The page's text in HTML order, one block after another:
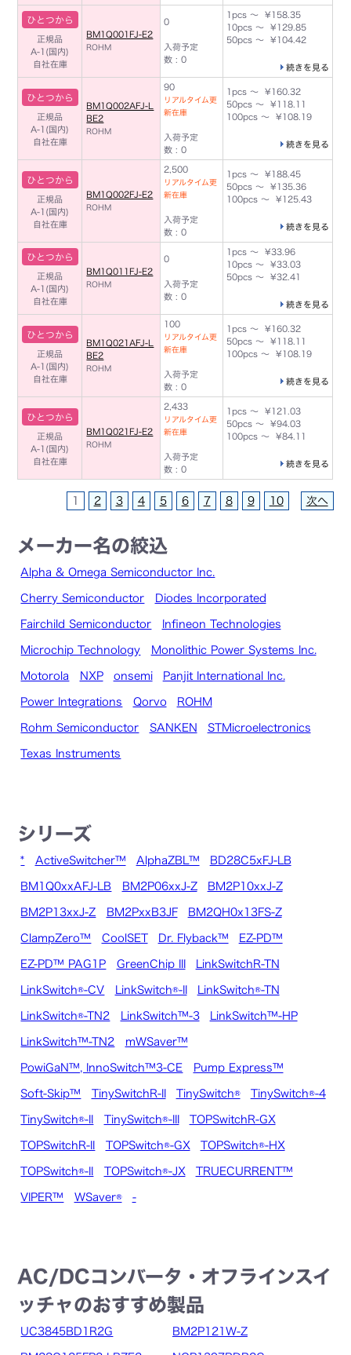
ひとつから
正規品
A-1(国内)
自社在庫
BM1Q001FJ-E2
ROHM
0
入荷予定
数 : 0
1pcs ～ ¥158.35
10pcs ～ ¥129.85
50pcs ～ ¥104.42
続きを見る
ひとつから
正規品
A-1(国内)
自社在庫
BM1Q002AFJ-L
BE2
ROHM
90
リアルタイム更
新在庫
入荷予定
数 : 0
1pcs ～ ¥160.32
50pcs ～ ¥118.11
100pcs ～ ¥108.19
続きを見る
ひとつから
正規品
A-1(国内)
自社在庫
BM1Q002FJ-E2
ROHM
2,500
リアルタイム更
新在庫
入荷予定
数 : 0
1pcs ～ ¥188.45
50pcs ～ ¥135.36
100pcs ～ ¥125.43
続きを見る
ひとつから
正規品
A-1(国内)
自社在庫
BM1Q011FJ-E2
ROHM
0
入荷予定
数 : 0
1pcs ～ ¥33.96
10pcs ～ ¥33.03
50pcs ～ ¥32.41
続きを見る
ひとつから
正規品
A-1(国内)
自社在庫
BM1Q021AFJ-L
BE2
ROHM
100
リアルタイム更
新在庫
入荷予定
数 : 0
1pcs ～ ¥160.32
50pcs ～ ¥118.11
100pcs ～ ¥108.19
続きを見る
ひとつから
正規品
A-1(国内)
自社在庫
BM1Q021FJ-E2
ROHM
2,433
リアルタイム更
新在庫
入荷予定
数 : 0
1pcs ～ ¥121.03
50pcs ～ ¥94.03
100pcs ～ ¥84.11
続きを見る
1 2 3 4 5 6 7 8 9 10 次へ
メーカー名の絞込
Alpha & Omega Semiconductor Inc.
Cherry Semiconductor Diodes Incorporated
Fairchild Semiconductor Infineon Technologies
Microchip Technology Monolithic Power Systems Inc.
Motorola NXP onsemi Panjit International Inc.
Power Integrations Qorvo ROHM
Rohm Semiconductor SANKEN STMicroelectronics
Texas Instruments
シリーズ
* ActiveSwitcher™ AlphaZBL™ BD28C5xFJ-LB
BM1Q0xxAFJ-LB BM2P06xxJ-Z BM2P10xxJ-Z
BM2P13xxJ-Z BM2PxxB3JF BM2QH0x13FS-Z
ClampZero™ CoolSET Dr. Flyback™ EZ-PD™
EZ-PD™ PAG1P GreenChip III LinkSwitchR-TN
LinkSwitch®-CV LinkSwitch®-II LinkSwitch®-TN
LinkSwitch®-TN2 LinkSwitch™-3 LinkSwitch™-HP
LinkSwitch™-TN2 mWSaver™
PowiGaN™, InnoSwitch™3-CE Pump Express™
Soft-Skip™ TinySwitchR-II TinySwitch® TinySwitch®-4
TinySwitch®-II TinySwitch®-III TOPSwitchR-GX
TOPSwitchR-II TOPSwitch®-GX TOPSwitch®-HX
TOPSwitch®-II TOPSwitch®-JX TRUECURRENT™
VIPER™ WSaver® -
AC/DCコンバータ・オフラインスイ
ッチャのおすすめ製品
UC3845BD1R2G BM2P121W-Z